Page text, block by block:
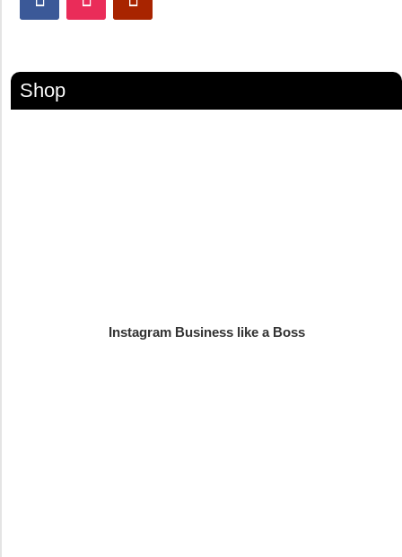
Shop
Instagram Business like a Boss